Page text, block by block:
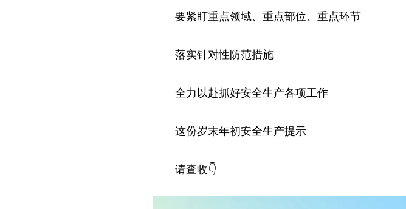
要紧盯重点领域、重点部位、重点环节
落实针对性防范措施
全力以赴抓好安全生产各项工作
这份岁末年初安全生产提示
请查收👇